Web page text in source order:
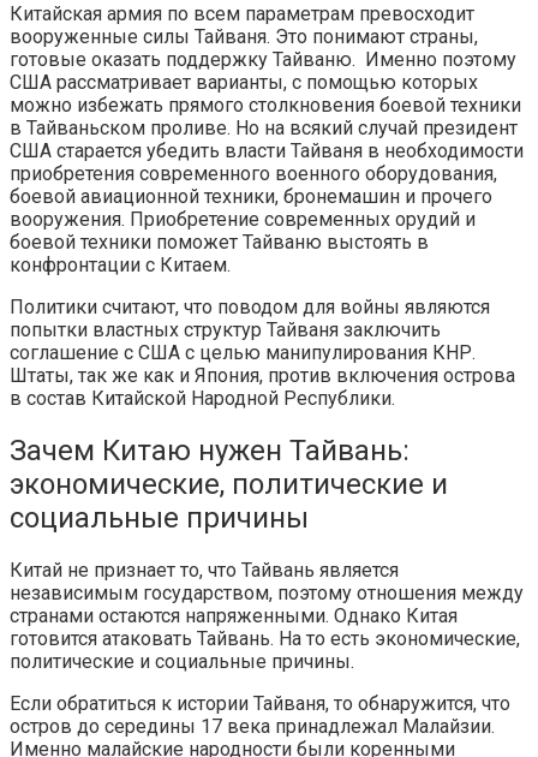
Китайская армия по всем параметрам превосходит
вооруженные силы Тайваня. Это понимают страны,
готовые оказать поддержку Тайваню. Именно поэтому
США рассматривает варианты, с помощью которых
можно избежать прямого столкновения боевой техники
в Тайваньском проливе. Но на всякий случай президент
США старается убедить власти Тайваня в необходимости
приобретения современного военного оборудования,
боевой авиационной техники, бронемашин и прочего
вооружения. Приобретение современных орудий и
боевой техники поможет Тайваню выстоять в
конфронтации с Китаем.
Политики считают, что поводом для войны являются
попытки властных структур Тайваня заключить
соглашение с США с целью манипулирования КНР.
Штаты, так же как и Япония, против включения острова
в состав Китайской Народной Республики.
Зачем Китаю нужен Тайвань:
экономические, политические и
социальные причины
Китай не признает то, что Тайвань является
независимым государством, поэтому отношения между
странами остаются напряженными. Однако Китая
готовится атаковать Тайвань. На то есть экономические,
политические и социальные причины.
Если обратиться к истории Тайваня, то обнаружится, что
остров до середины 17 века принадлежал Малайзии.
Именно малайские народности были коренными